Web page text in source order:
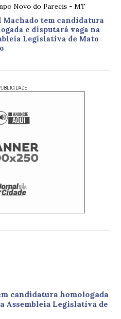
Novo do Parecis - MT
Machado tem candidatura
e disputará vaga na
Legislativa de Mato
candidatura homologada
Assembleia Legislativa de